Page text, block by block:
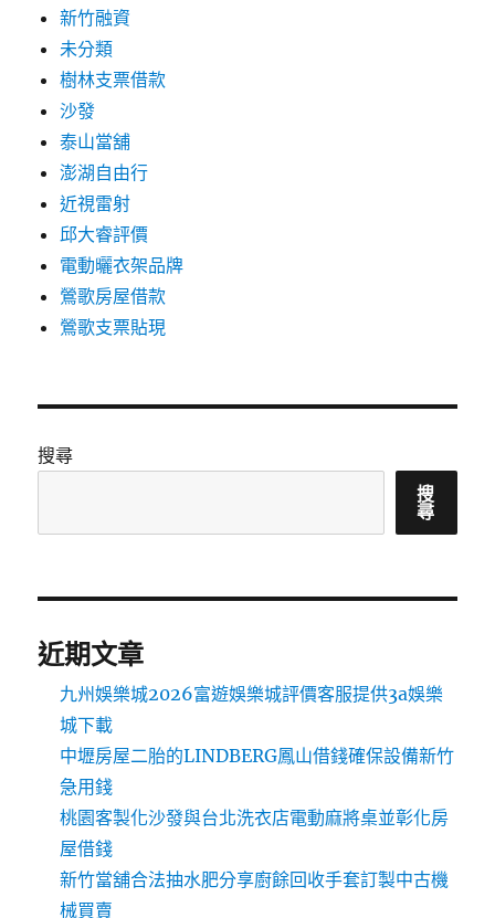
新竹融資
未分類
樹林支票借款
沙發
泰山當舖
澎湖自由行
近視雷射
邱大睿評價
電動曬衣架品牌
鶯歌房屋借款
鶯歌支票貼現
搜尋
搜
尋
近期文章
九州娛樂城2026富遊娛樂城評價客服提供3a娛樂
城下載
中壢房屋二胎的LINDBERG鳳山借錢確保設備新竹
急用錢
桃園客製化沙發與台北洗衣店電動麻將桌並彰化房
屋借錢
新竹當舖合法抽水肥分享廚餘回收手套訂製中古機
械買賣